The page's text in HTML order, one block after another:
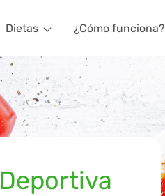
Dietas ¿Cómo funciona?
Deportiva